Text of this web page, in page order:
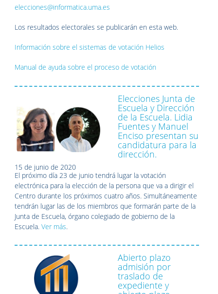
elecciones@informatica.uma.es
Los resultados electorales se publicarán en esta web.
Información sobre el sistemas de votación Helios
Manual de ayuda sobre el proceso de votación
Elecciones Junta de
Escuela y Dirección
de la Escuela. Lidia
Fuentes y Manuel
Enciso presentan su
candidatura para la
dirección.
15 de junio de 2020
El próximo día 23 de junio tendrá lugar la votación
electrónica para la elección de la persona que va a dirigir el
Centro durante los próximos cuatro años. Simultáneamente
tendrán lugar las de los miembros que formarán parte de la
Junta de Escuela, órgano colegiado de gobierno de la
Escuela. Ver más.
Abierto plazo
admisión por
traslado de
expediente y